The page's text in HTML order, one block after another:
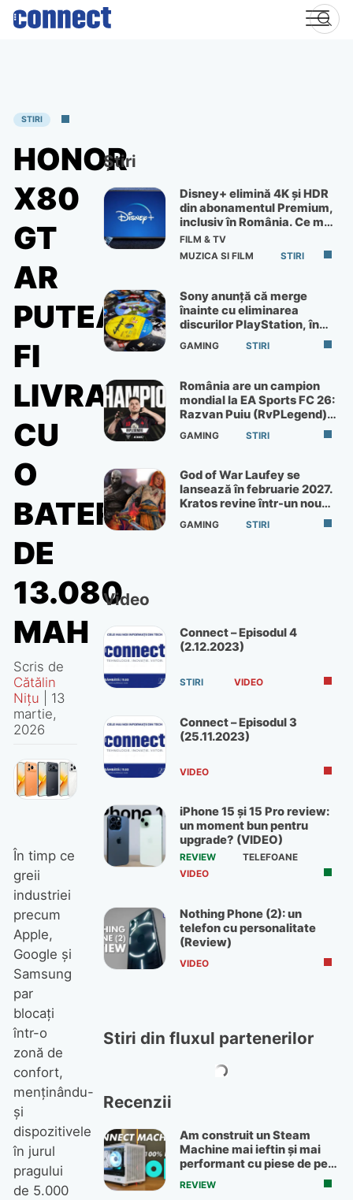
Skip
STIRI
HONOR
X80
GT
AR
PUTEA
FI
LIVRAT
CU
O
BATERIE
DE
13.080
MAH
Scris de
Cătălin
Nițu
13
martie,
2026
În timp ce
greii
industriei
precum
Apple,
Google și
Samsung
par
blocați
într-o
zonă de
confort,
menținându-
și
dispozitivele
în jurul
pragului
de 5.000
Știri
Disney+ elimină 4K și HDR
din abonamentul Premium,
inclusiv în România. Ce mai
primești de 60 lei pe lună
FILM & TV
MUZICA SI FILM
STIRI
Sony anunță că merge
înainte cu eliminarea
discurilor PlayStation, în
ciuda protestelor
GAMING STIRI
România are un campion
mondial la EA Sports FC 26:
Razvan Puiu (RvPLegend)
câștigă turneul de la Paris
GAMING STIRI
God of War Laufey se
lansează în februarie 2027.
Kratos revine într-un nou
God of War
GAMING STIRI
Video
Connect – Episodul 4
(2.12.2023)
STIRI VIDEO
Connect – Episodul 3
(25.11.2023)
VIDEO
iPhone 15 și 15 Pro review:
un moment bun pentru
upgrade? (VIDEO)
REVIEW
TELEFOANE
VIDEO
Nothing Phone (2): un
telefon cu personalitate
(Review)
VIDEO
Stiri din fluxul partenerilor
Recenzii
Am construit un Steam
Machine mai ieftin și mai
performant cu piese de pe
OLX
REVIEW